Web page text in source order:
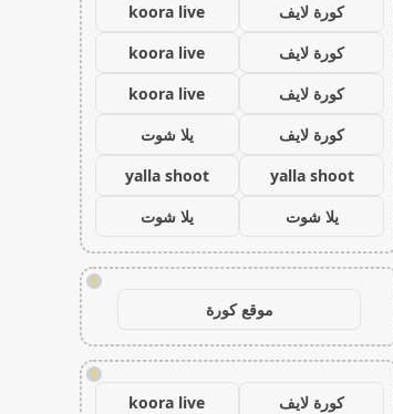
كورة لايف
koora live
كورة لايف
koora live
كورة لايف
koora live
كورة لايف
يلا شوت
yalla shoot
yalla shoot
يلا شوت
يلا شوت
!
موقع كورة
!
كورة لايف
koora live